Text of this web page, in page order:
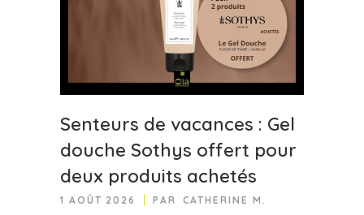
Senteurs de vacances : Gel
douche Sothys offert pour
deux produits achetés
1 AOÛT 2026 PAR CATHERINE M.